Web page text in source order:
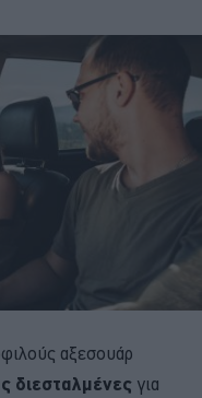
αξεσουάρ
διεσταλμένες για